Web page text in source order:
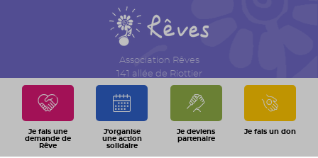
Je fais une
demande de
Rêve
J'organise
une action
solidaire
Je deviens
partenaire
Je fais un don
Association Rêves
141 allée de Riottier
CS 7007 – Limas
69651 Villefranche sur Saône Cedex
04 74 06 30 00